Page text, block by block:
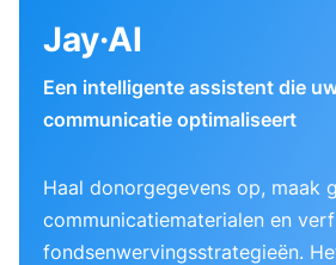
Jay·AI
Een intelligente assistent die
communicatie optimaliseert
Haal donorgegevens op, maak
communicatiematerialen en
fondsenwervingsstrategieën.